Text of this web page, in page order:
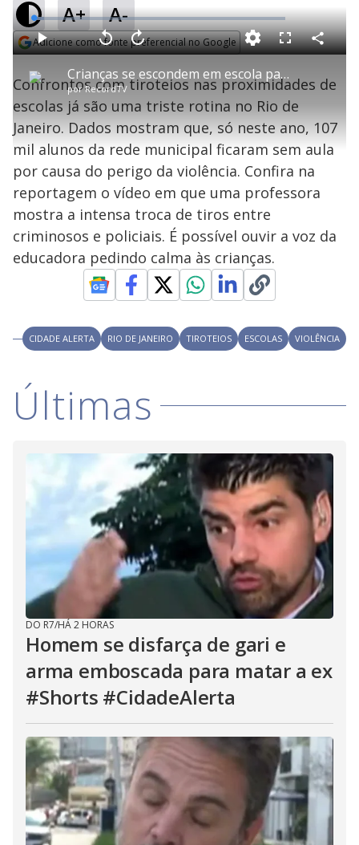
A+ A-
Adicione como fonte preferencial no Google
P
l
a
y
V
i
d
e
o
Crianças se escondem em escola para se proteger de tiroteio no RJ
porRecordTV
P V
t
a
r
0
e
g
n
s
A
n
ç
a
1
s
e
u
n
d
o
s
M
u
d
o
L
o
a
d
e
4
.
2
7
%
F
l
s
c
e
n
C
o
a
h
Confrontos com tiroteios nas proximidades de
escolas já são uma triste rotina no Rio de
Janeiro. Dados mostram que, só neste ano, 107
mil alunos da rede municipal ficaram sem aula
por causa do perigo da violência. Confira na
reportagem o vídeo em que uma professora
mostra a intensa troca de tiros entre
criminosos e policiais. É possível ouvir a voz da
educadora pedindo calma às crianças.
CIDADE ALERTA RIO DE JANEIRO TIROTEIOS ESCOLAS VIOLÊNCIA
Últimas
DO R7/HÁ 2 HORAS
Homem se disfarça de gari e
arma emboscada para matar a ex
#Shorts #CidadeAlerta